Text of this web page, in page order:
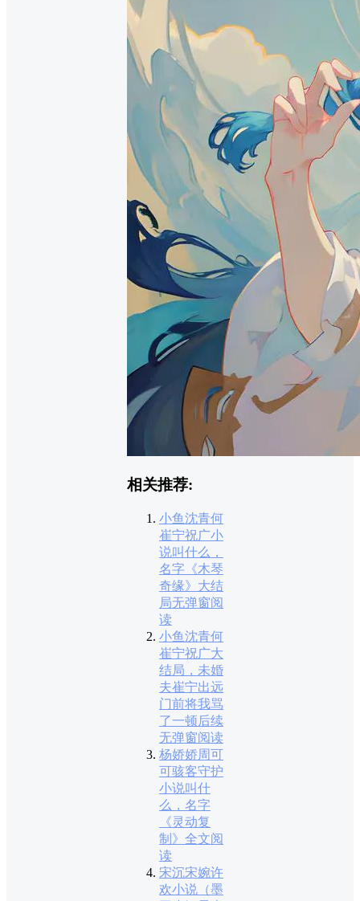
相关推荐:
小鱼沈青何
崔宁祝广小
说叫什么，
名字《木琴
奇缘》大结
局无弹窗阅
读
小鱼沈青何
崔宁祝广大
结局，未婚
夫崔宁出远
门前将我骂
了一顿后续
无弹窗阅读
杨娇娇周可
可骇客守护
小说叫什
么，名字
《灵动复
制》全文阅
读
宋沉宋婉许
欢小说（墨